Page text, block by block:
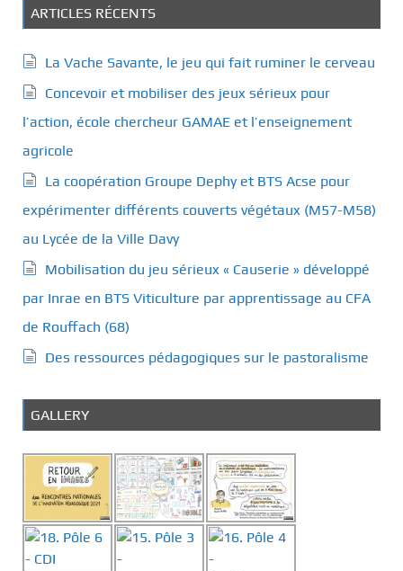
g
o
i
e
ARTICLES RÉCENTS
La Vache Savante, le jeu qui fait ruminer le cerveau
Concevoir et mobiliser des jeux sérieux pour
l’action, école chercheur GAMAE et l’enseignement
agricole
La coopération Groupe Dephy et BTS Acse pour
expérimenter différents couverts végétaux (M57-M58)
au Lycée de la Ville Davy
Mobilisation du jeu sérieux « Causerie » développé
par Inrae en BTS Viticulture par apprentissage au CFA
de Rouffach (68)
Des ressources pédagogiques sur le pastoralisme
GALLERY